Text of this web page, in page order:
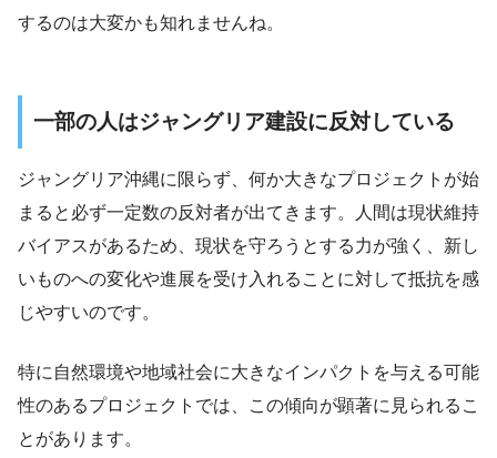
するのは大変かも知れませんね。
一部の人はジャングリア建設に反対している
ジャングリア沖縄に限らず、何か大きなプロジェクトが始
まると必ず一定数の反対者が出てきます。人間は現状維持
バイアスがあるため、現状を守ろうとする力が強く、新し
いものへの変化や進展を受け入れることに対して抵抗を感
じやすいのです。
特に自然環境や地域社会に大きなインパクトを与える可能
性のあるプロジェクトでは、この傾向が顕著に見られるこ
とがあります。